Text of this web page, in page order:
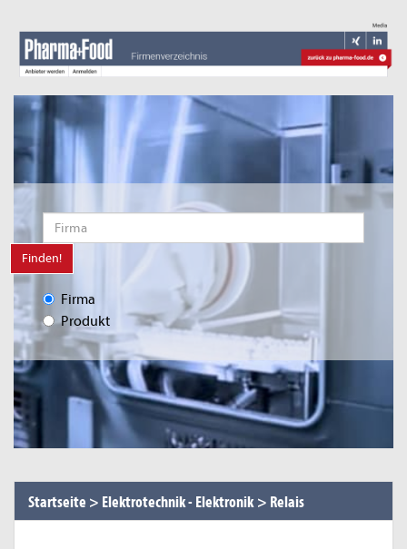
Finden!
Firma
Produkt
Startseite > Elektrotechnik - Elektronik > Relais